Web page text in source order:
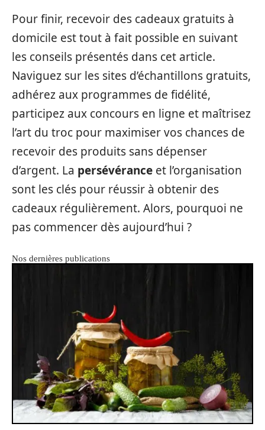
Pour finir, recevoir des cadeaux gratuits à
domicile est tout à fait possible en suivant
les conseils présentés dans cet article.
Naviguez sur les sites d’échantillons gratuits,
adhérez aux programmes de fidélité,
participez aux concours en ligne et maîtrisez
l’art du troc pour maximiser vos chances de
recevoir des produits sans dépenser
d’argent. La persévérance et l’organisation
sont les clés pour réussir à obtenir des
cadeaux régulièrement. Alors, pourquoi ne
pas commencer dès aujourd’hui ?
Nos dernières publications